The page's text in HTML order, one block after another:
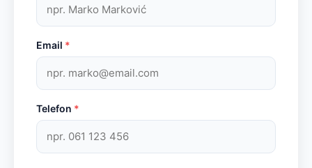
Email *
Telefon *